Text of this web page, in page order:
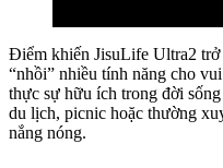
Điểm khiến JisuLife Ultra2 trở
“nhồi” nhiều tính năng cho
thực sự hữu ích trong đời
du lịch, picnic hoặc thường
nắng nóng.